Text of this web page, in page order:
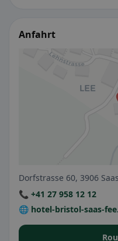
Anfahrt
Dorfstrasse 60, 3906
📞 +41 27 958 12 12
🌐 hotel-bristol-saas-